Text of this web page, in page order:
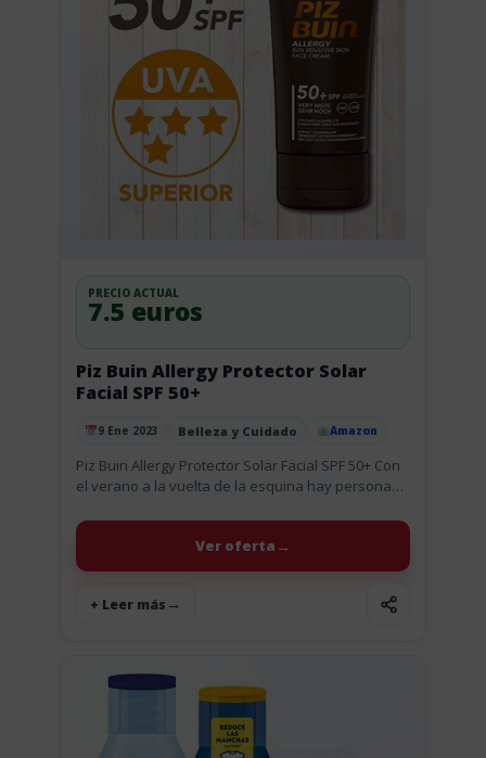
Publicado el
9 Ene 2023 Belleza y Cuidado Amazon
Piz Buin Allergy Protector Solar
Facial SPF 50+
PRECIO ACTUAL
7.5 euros
Piz Buin Allergy Protector Solar Facial SPF 50+ Con
el verano a la vuelta de la esquina hay personas
+ Leer más
Ver oferta